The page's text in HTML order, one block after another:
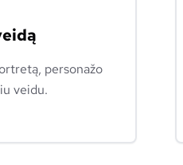
personažo
veidu.